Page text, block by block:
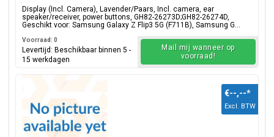
26274D
Display (Incl. Camera), Lavender/Paars, Incl. camera, ear
speaker/receiver, power buttons, GH82-26273D;GH82-26274D,
Geschikt voor: Samsung Galaxy Z Flip3 5G (F711B), Samsung G...
Voorraad: 0
Levertijd: Beschikbaar binnen 5 -
15 werkdagen
Mail mij wanneer op
voorraad!
€--,--*
Excl. BTW